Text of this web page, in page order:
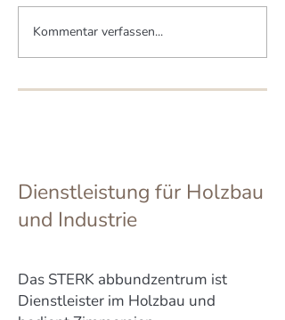
Zwei Brüder bauen zwei
MHM-Häuser
Kommentar verfassen...
Dienstleistung für Holzbau
und Industrie
Das STERK abbundzentrum ist
Dienstleister im Holzbau und